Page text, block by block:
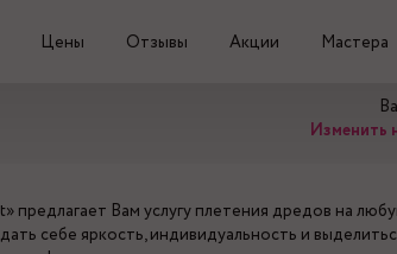
Цены Отзывы Акции Мастера
Изменить
предлагает Вам услугу плетения дредов на
себе яркость, индивидуальность и